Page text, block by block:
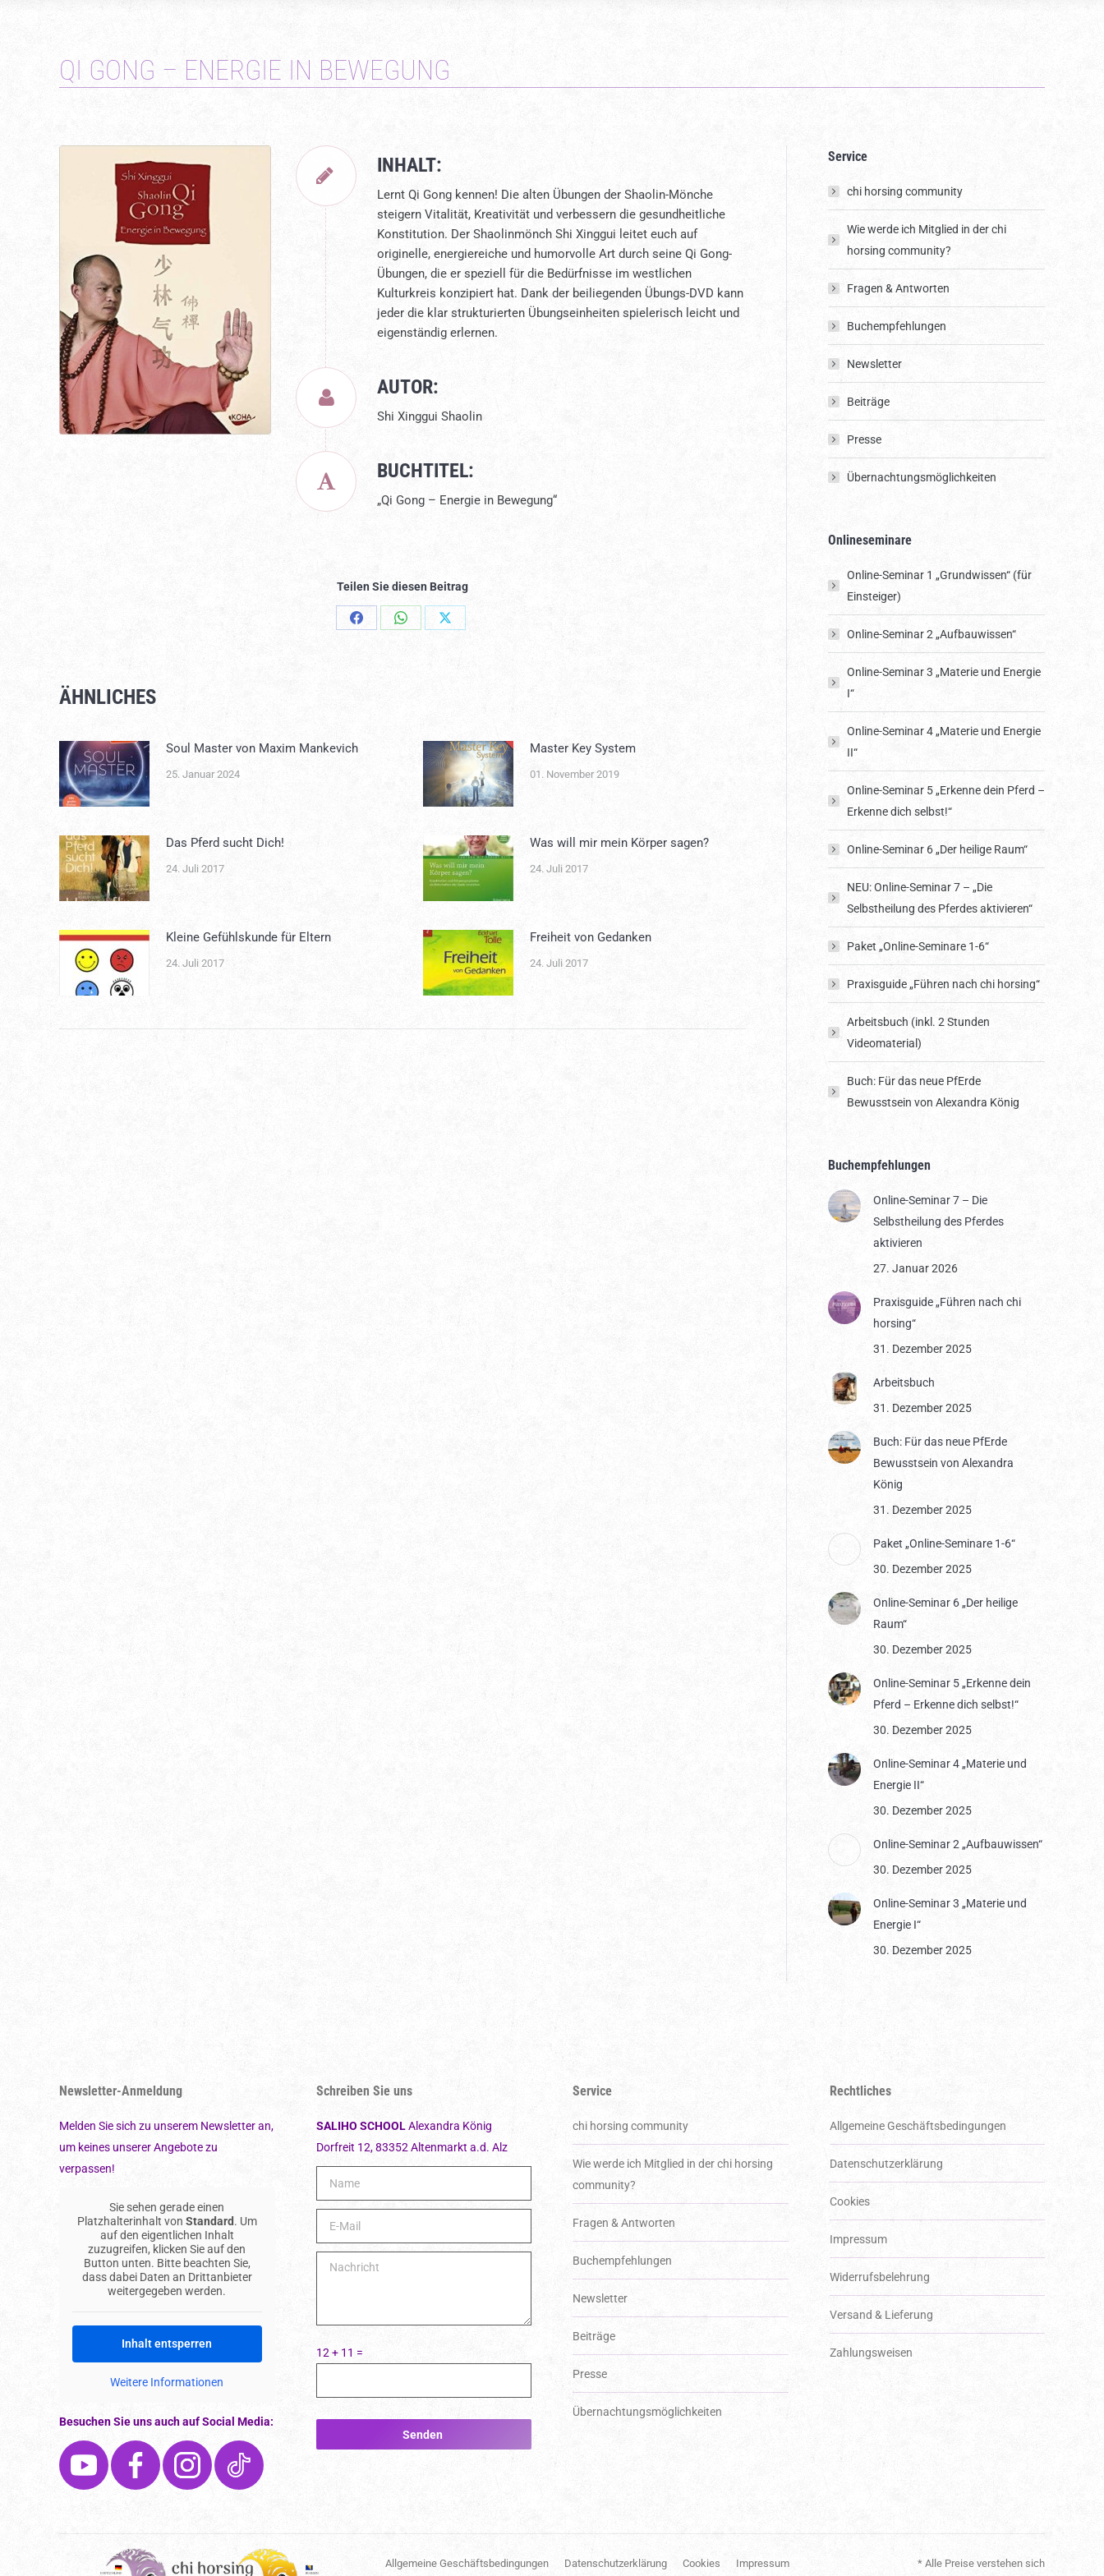
QI GONG – ENERGIE IN BEWEGUNG
INHALT:
Lernt Qi Gong kennen! Die alten Übungen der Shaolin-Mönche
steigern Vitalität, Kreativität und verbessern die gesundheitliche
Konstitution. Der Shaolinmönch Shi Xinggui leitet euch auf
originelle, energiereiche und humorvolle Art durch seine Qi Gong-
Übungen, die er speziell für die Bedürfnisse im westlichen
Kulturkreis konzipiert hat. Dank der beiliegenden Übungs-DVD kann
jeder die klar strukturierten Übungseinheiten spielerisch leicht und
eigenständig erlernen.
AUTOR:
Shi Xinggui Shaolin
BUCHTITEL:
„Qi Gong – Energie in Bewegung“
Teilen Sie diesen Beitrag
Share
Share
Share
ÄHNLICHES
Soul Master von Maxim Mankevich
25. Januar 2024
Master Key System
01. November 2019
Das Pferd sucht Dich!
24. Juli 2017
Was will mir mein Körper sagen?
24. Juli 2017
Kleine Gefühlskunde für Eltern
24. Juli 2017
Freiheit von Gedanken
24. Juli 2017
Service
chi horsing community
Wie werde ich Mitglied in der chi
horsing community?
Fragen & Antworten
Buchempfehlungen
Newsletter
Beiträge
Presse
Über­nachtungs­möglich­keiten
Onlineseminare
Online-Seminar 1 „Grundwissen“ (für
Einsteiger)
Online-Seminar 2 „Aufbauwissen“
Online-Seminar 3 „Materie und Energie
I“
Online-Seminar 4 „Materie und Energie
II“
Online-Seminar 5 „Erkenne dein Pferd –
Erkenne dich selbst!“
Online-Seminar 6 „Der heilige Raum“
NEU: Online-Seminar 7 – „Die
Selbstheilung des Pferdes aktivieren“
Paket „Online-Seminare 1-6“
Praxisguide „Führen nach chi horsing“
Arbeitsbuch (inkl. 2 Stunden
Videomaterial)
Buch: Für das neue PfErde
Bewusstsein von Alexandra König
Buchempfehlungen
Online-Seminar 7 – Die
Selbstheilung des Pferdes
aktivieren
27. Januar 2026
Praxisguide „Führen nach chi
horsing“
31. Dezember 2025
Arbeitsbuch
31. Dezember 2025
Buch: Für das neue PfErde
Bewusstsein von Alexandra
König
31. Dezember 2025
Paket „Online-Seminare 1-6“
30. Dezember 2025
Online-Seminar 6 „Der heilige
Raum“
30. Dezember 2025
Online-Seminar 5 „Erkenne dein
Pferd – Erkenne dich selbst!“
30. Dezember 2025
Online-Seminar 4 „Materie und
Energie II“
30. Dezember 2025
Online-Seminar 2 „Aufbauwissen“
30. Dezember 2025
Online-Seminar 3 „Materie und
Energie I“
30. Dezember 2025
Newsletter-Anmeldung
Melden Sie sich zu unserem Newsletter an,
um keines unserer Angebote zu
verpassen!
Sie sehen gerade einen
Platzhalterinhalt von Standard . Um
auf den eigentlichen Inhalt
zuzugreifen, klicken Sie auf den
Button unten. Bitte beachten Sie,
dass dabei Daten an Drittanbieter
weitergegeben werden.
Inhalt entsperren
Weitere Informationen
Besuchen Sie uns auch auf Social Media:
Schreiben Sie uns
SALIHO SCHOOLAlexandra König
Dorfreit 12, 83352 Altenmarkt a.d. Alz
Bitte lassen Sie dieses Feld leer.
12 + 11 =
Service
chi horsing community
Wie werde ich Mitglied in der chi horsing
community?
Fragen & Antworten
Buchempfehlungen
Newsletter
Beiträge
Presse
Über­nachtungs­möglich­keiten
Rechtliches
Allgemeine Geschäftsbedingungen
Datenschutzerklärung
Cookies
Impressum
Widerrufsbelehrung
Versand & Lieferung
Zahlungsweisen
Allgemeine Geschäftsbedingungen Datenschutzerklärung Cookies Impressum * Alle Preise verstehen sich